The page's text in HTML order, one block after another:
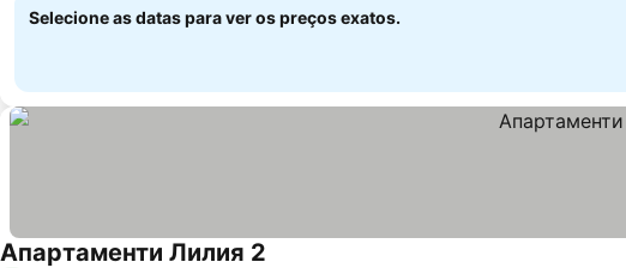
Selecione as datas para ver os preços exatos.
Апартаменти Лилия 2